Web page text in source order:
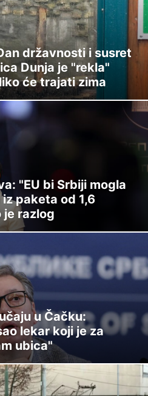
državnosti i susret
Dunja je "rekla"
će trajati zima
"EU bi Srbiji mogla
paketa od 1,6
je razlog
u Čačku:
lekar koji je za
ubica"